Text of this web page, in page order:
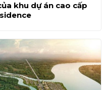
khu dự án cao cấp